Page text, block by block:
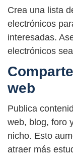
Crea una lista
electrónicos
interesadas.
electrónicos
web
Publica
web, blog, foro
nicho. Esto
atraer más